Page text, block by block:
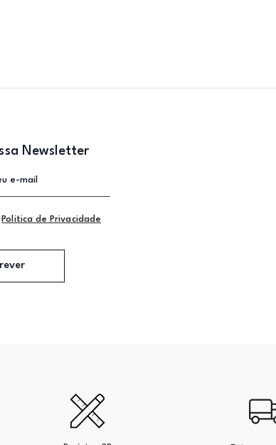
Newsletter
Politica de Privacidade